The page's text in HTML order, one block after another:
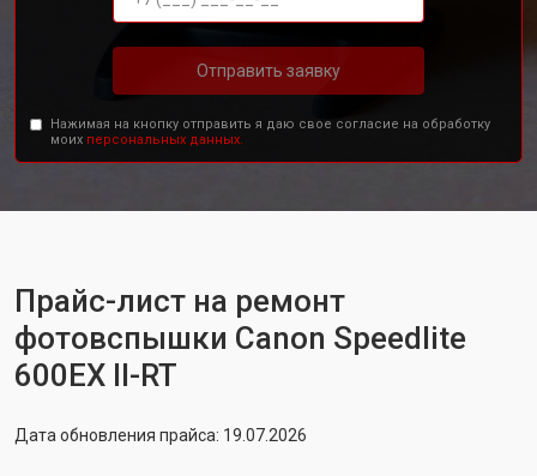
Отправить заявку
Нажимая на кнопку отправить я даю свое согласие на обработку
моих персональных данных.
Прайс-лист на ремонт
фотовспышки Canon Speedlite
600EX II-RT
Дата обновления прайса: 19.07.2026